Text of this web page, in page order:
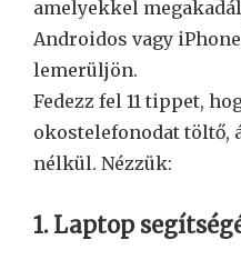
amelyekkel
Androidos vagy
lemerüljön.
Fedezz fel 11 tippet,
okostelefonodat töltő,
nélkül. Nézzük:
1. Laptop